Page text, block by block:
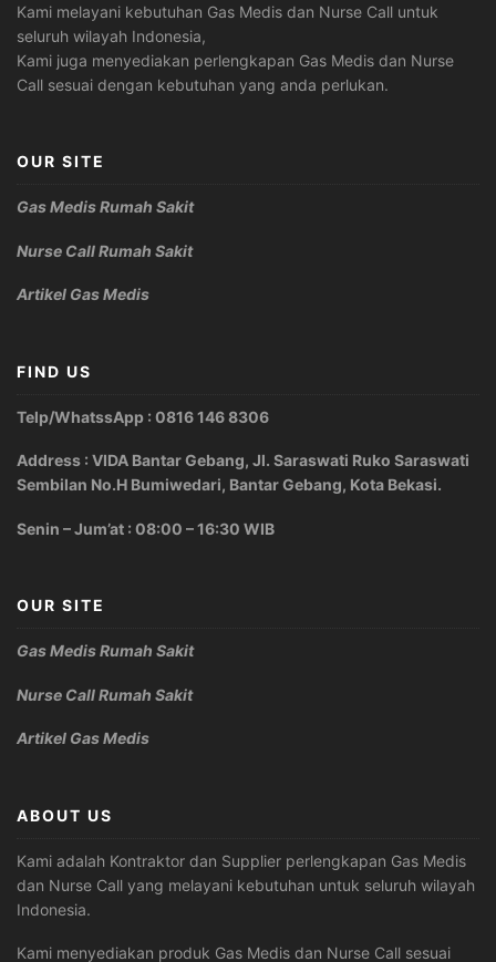
Kami melayani kebutuhan Gas Medis dan Nurse Call untuk
seluruh wilayah Indonesia,
Kami juga menyediakan perlengkapan Gas Medis dan Nurse
Call sesuai dengan kebutuhan yang anda perlukan.
OUR SITE
Gas Medis Rumah Sakit
Nurse Call Rumah Sakit
Artikel Gas Medis
FIND US
Telp/WhatssApp : 0816 146 8306
Address : VIDA Bantar Gebang, Jl. Saraswati Ruko Saraswati
Sembilan No.H Bumiwedari, Bantar Gebang, Kota Bekasi.
Senin – Jum’at : 08:00 – 16:30 WIB
OUR SITE
Gas Medis Rumah Sakit
Nurse Call Rumah Sakit
Artikel Gas Medis
ABOUT US
Kami adalah Kontraktor dan Supplier perlengkapan Gas Medis
dan Nurse Call yang melayani kebutuhan untuk seluruh wilayah
Indonesia.
Kami menyediakan produk Gas Medis dan Nurse Call sesuai